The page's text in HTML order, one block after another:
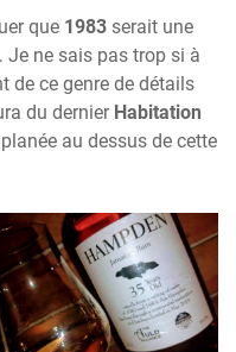
que 1983 serait une
Je ne sais pas trop si à
de ce genre de détails
du dernier Habitation
au dessus de cette